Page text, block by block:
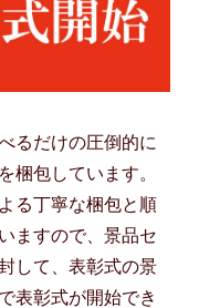
るだけの圧倒的に
梱包しています。
る丁寧な梱包と順
ますので、景品セ
して、表彰式の景
表彰式が開始でき